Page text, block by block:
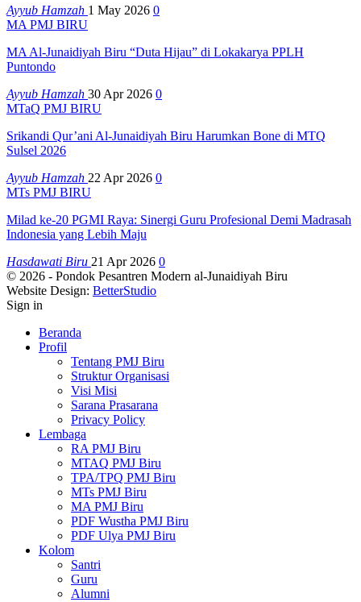
Ayyub Hamzah 1 May 2026 0
MA PMJ BIRU
MA Al-Junaidiyah Biru “Duta Hijau” di Lokakarya PPLH
Puntondo
Ayyub Hamzah 30 Apr 2026 0
MTaQ PMJ BIRU
Srikandi Qur’ani Al-Junaidiyah Biru Harumkan Bone di MTQ
Sulsel 2026
Ayyub Hamzah 22 Apr 2026 0
MTs PMJ BIRU
Milad ke-20 PGMI Raya: Sinergi Guru Profesional Demi Madrasah
Indonesia yang Lebih Maju
Hasdawati Biru 21 Apr 2026 0
© 2026 - Pondok Pesantren Modern al-Junaidiyah Biru
Website Design: BetterStudio
Sign in
Beranda
Profil
Tentang PMJ Biru
Struktur Organisasi
Visi Misi
Sarana Prasarana
Privacy Policy
Lembaga
RA PMJ Biru
MTAQ PMJ Biru
TPA/TPQ PMJ Biru
MTs PMJ Biru
MA PMJ Biru
PDF Wustha PMJ Biru
PDF Ulya PMJ Biru
Kolom
Santri
Guru
Alumni